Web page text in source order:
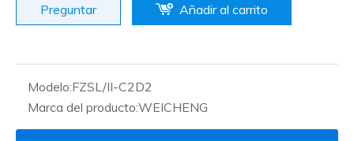
Preguntar Añadir al carrito
Modelo:FZSL/II-C2D2
Marca del producto:WEICHENG